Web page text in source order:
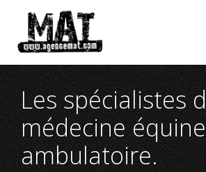
Les spécialistes
médecine équine
ambulatoire.